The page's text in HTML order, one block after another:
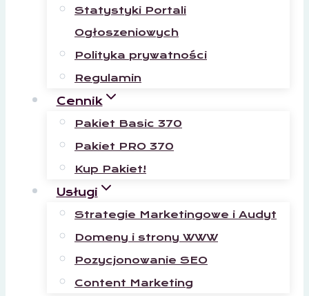
Statystyki Portali
Ogłoszeniowych
Polityka prywatności
Regulamin
Cennik
Pakiet Basic 370
Pakiet PRO 370
Kup Pakiet!
Usługi
Strategie Marketingowe i Audyt
Domeny i strony WWW
Pozycjonowanie SEO
Content Marketing